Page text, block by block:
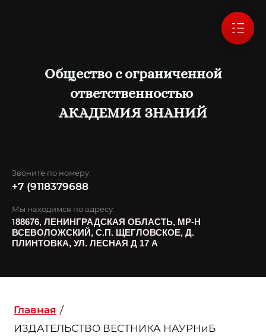
Общество с ограниченной
ответственностью
АКАДЕМИЯ ЗНАНИЙ
Звоните по номеру:
+7 (9118379688
Мы находимся по адресу:
188676, ЛЕНИНГРАДСКАЯ ОБЛАСТЬ, МР-Н
ВСЕВОЛОЖСКИЙ, С.П. ЩЕГЛОВСКОЕ, Д.
ПЛИНТОВКА, УЛ. ЛЕСНАЯ Д 17 А
Главная /
ИЗДАТЕЛЬСТВО ВЕСТНИКА НАУРНиБ